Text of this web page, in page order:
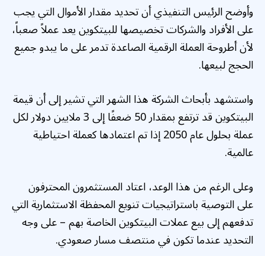
وأوضح الرئيس التنفيذي أن تحديد مقدار الأموال التي يجب
على الأفراد والشركات تخصيصها للبيتكوين يعد عملاً صعباً،
لأن أطروحة العملة الرقمية الصاعدة تدمر على ما يبدو جميع
الحجج لبيعها.
واستشهد بأبحاث الشركة هذا الشهر التي تشير إلى أن قيمة
البيتكوين قد ترتفع بمقدار 50 ضعفًا إلى 3 ملايين دولار لكل
عملة بحلول عام 2050 إذا تم اعتمادها كعملة احتياطية
عالمية.
وعلى الرغم من هذا الوعد، اعتاد المستثمرون المحترفون
على التوصية باستراتيجيات تنويع المحفظة الاستثمارية التي
تدفعهم إلى بيع عملات البيتكوين الخاصة بهم – على وجه
التحديد عندما تكون في منتصف مسار صعودي.